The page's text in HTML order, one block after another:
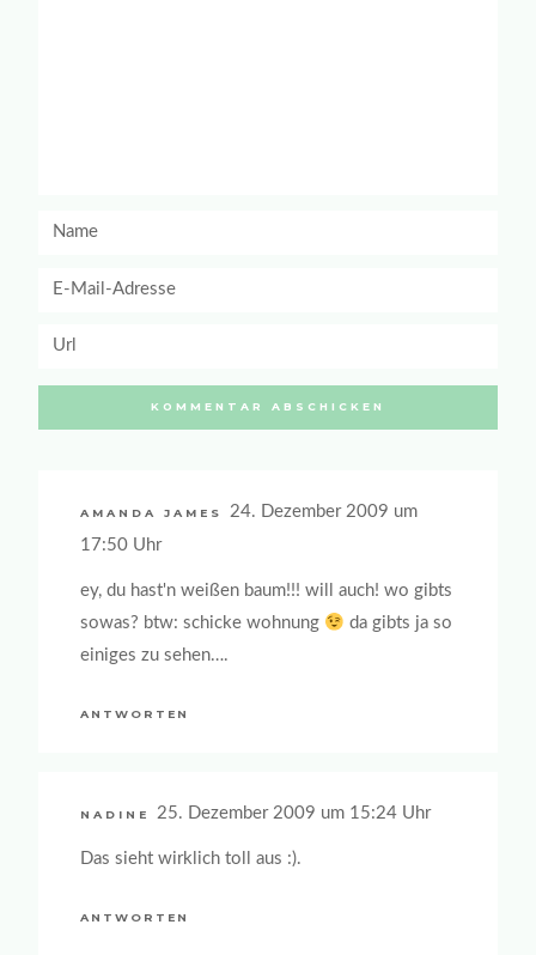
AMANDA JAMES
24. Dezember 2009 um
17:50 Uhr
ey, du hast'n weißen baum!!! will auch! wo gibts
sowas? btw: schicke wohnung
da gibts ja so
einiges zu sehen….
ANTWORTEN
NADINE 25. Dezember 2009 um 15:24 Uhr
Das sieht wirklich toll aus :).
ANTWORTEN